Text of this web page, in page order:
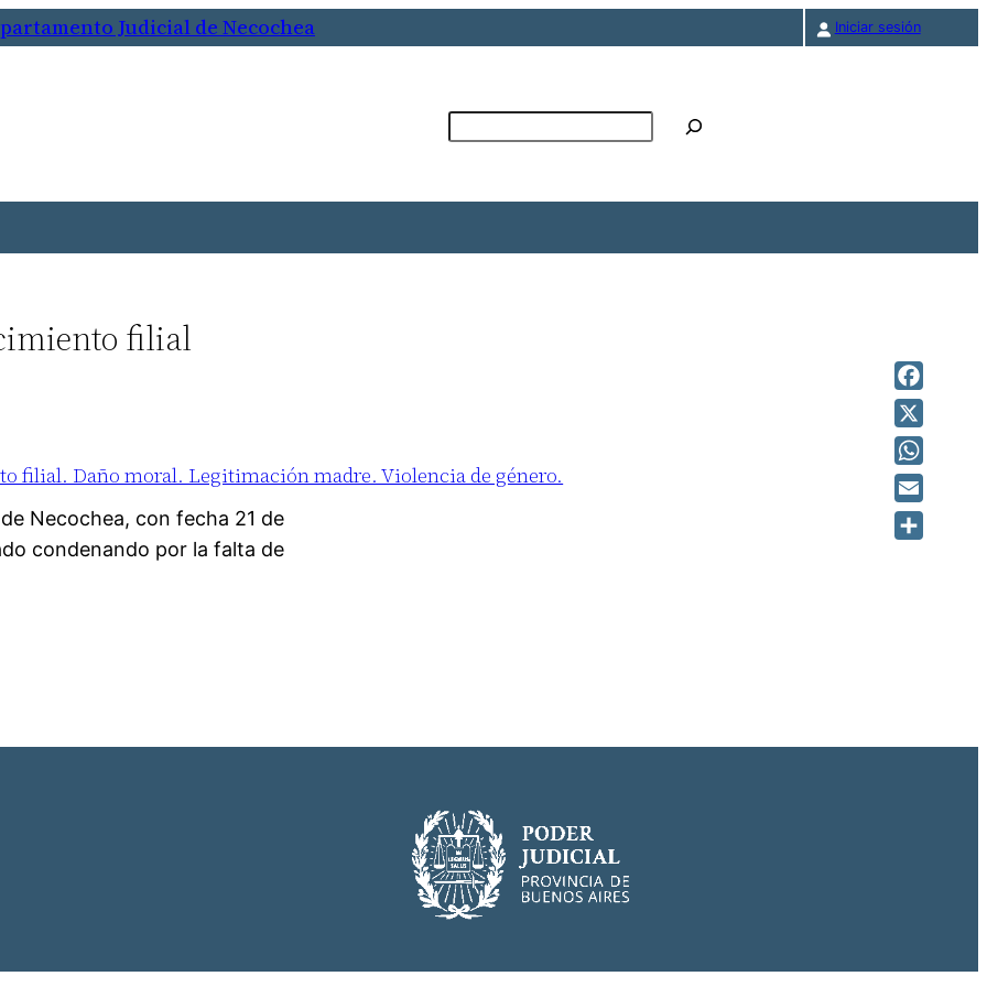
Judicial de Necochea Iniciar sesión
filial
filial. Daño moral. Legitimación madre. Violencia de género.
Necochea, con fecha 21 de
condenando por la falta de
Facebook
X
Email